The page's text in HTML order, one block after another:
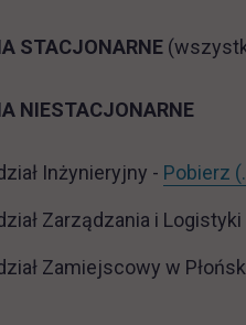
STACJONARNE
NIESTACJONARNE
Inżynieryjny - Pobierz
Zarządzania i Logistyki
Zamiejscowy w